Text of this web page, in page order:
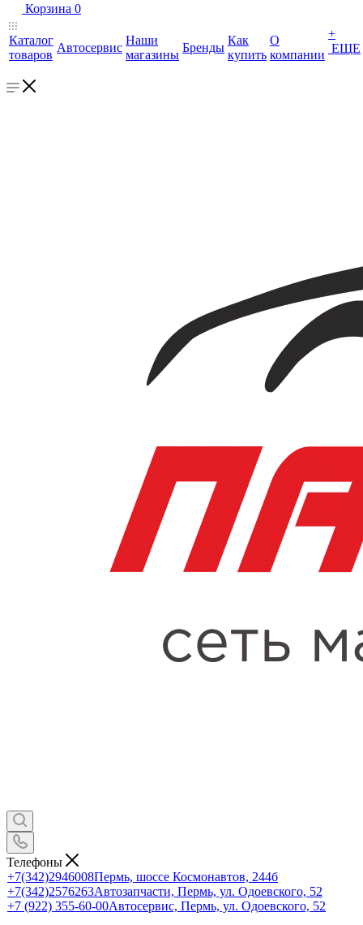
Корзина 0
Каталог
товаров
Автосервис
Наши
магазины
Бренды
Как
купить
О
компании
+
ЕЩЕ
Телефоны
+7(342)2946008Пермь, шоссе Космонавтов, 244б
+7(342)2576263Автозапчасти, Пермь, ул. Одоевского, 52
+7 (922) 355-60-00Автосервис, Пермь, ул. Одоевского, 52